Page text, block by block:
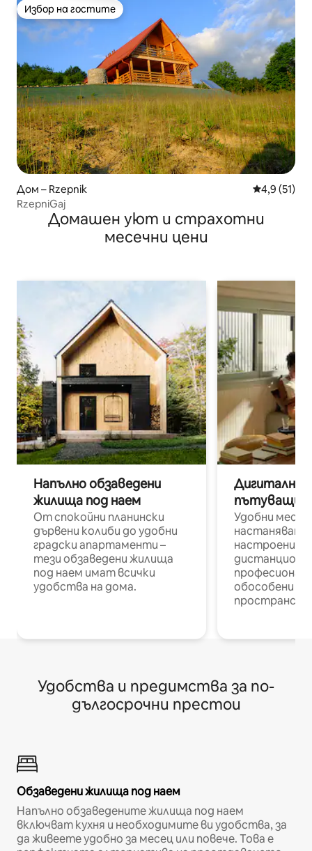
Избор на гостите
Избор на гостите
Дом – Rzepnik Средна
4,9 (51)
RzepniGaj
Домашен уют и страхотни
месечни цени
Напълно обзаведени
жилища под наем
От спокойни планински
дървени колиби до удобни
градски апартаменти –
тези обзаведени жилища
под наем имат всички
удобства на дома.
Дигитални
пътуващи
Удобни
настаняване
настроени и
обособени
Удобства и предимства за по-
дългосрочни престои
Обзаведени жилища под наем
Напълно обзаведените жилища под наем
включват кухня и необходимите ви удобства, за
да живеете удобно за месец или повече. Това е